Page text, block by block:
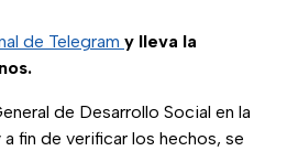
de Telegram y lleva la
de Desarrollo Social en la
a fin de verificar los hechos, se